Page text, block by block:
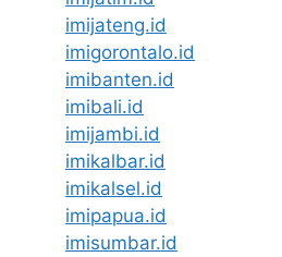
imijateng.id
imigorontalo.id
imibanten.id
imibali.id
imijambi.id
imikalbar.id
imikalsel.id
imipapua.id
imisumbar.id